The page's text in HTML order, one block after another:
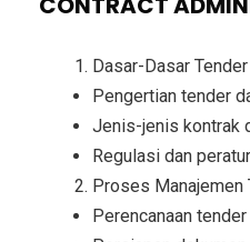
Dasar-Dasar
Pengertian tender
Jenis-jenis kontrak
Regulasi dan
Proses Manajemen
Perencanaan